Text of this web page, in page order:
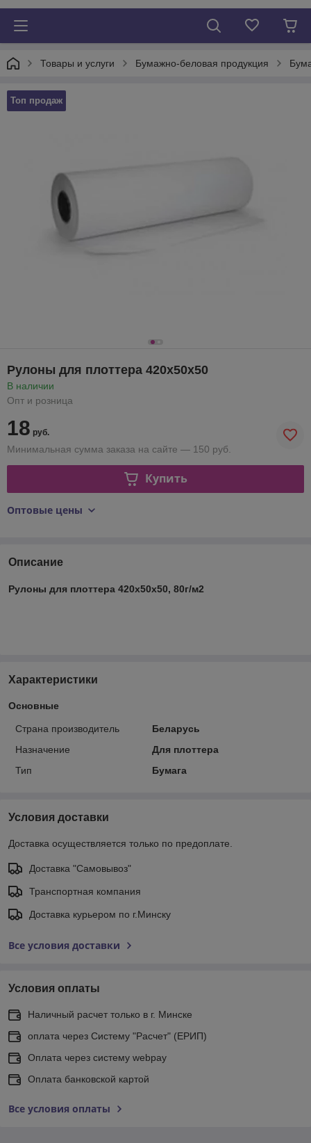
Товары и услуги Бумажно-беловая продукция
Топ продаж
Рулоны для плоттера 420х50х50
В наличии
Опт и розница
18 руб.
Минимальная сумма заказа на сайте — 150 руб.
Купить
Оптовые цены
Описание
Рулоны для плоттера 420х50х50, 80г/м2
Характеристики
Основные
Страна производитель
Беларусь
Назначение
Для плоттера
Тип
Бумага
Условия доставки
Доставка осуществляется только по предоплате.
Доставка "Самовывоз"
Транспортная компания
Доставка курьером по г.Минску
Все условия доставки
Условия оплаты
Наличный расчет только в г. Минске
оплата через Систему "Расчет" (ЕРИП)
Оплата через систему webpay
Оплата банковской картой
Все условия оплаты